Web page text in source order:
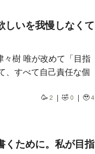
しいを我慢しなくて
樹 唯が改めて「目指
、すべて自己責任な個
🥳 2 🤣0 🥹4
くために。私が目指